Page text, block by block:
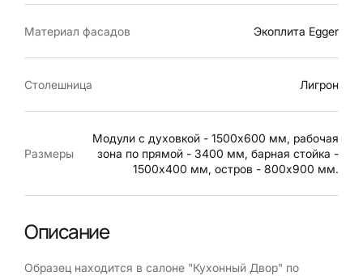
Материал фасадов Экоплита Egger
Столешница Лигрон
Размеры
Модули с духовкой - 1500х600 мм, рабочая
зона по прямой - 3400 мм, барная стойка -
1500х400 мм, остров - 800х900 мм.
Описание
Образец находится в салоне "Кухонный Двор" по